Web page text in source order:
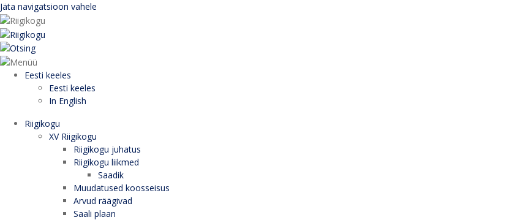
Jäta navigatsioon vahele
Eesti keeles
Eesti keeles
In English
Riigikogu
XV Riigikogu
Riigikogu juhatus
Riigikogu liikmed
Saadik
Muudatused koosseisus
Arvud räägivad
Saali plaan